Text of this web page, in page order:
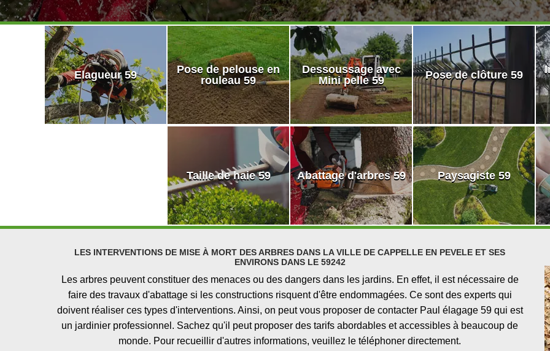
Elagueur 59
Pose de pelouse en
rouleau 59
Dessoussage avec
Mini pelle 59
Pose de clôture 59
Taille de haie 59 Abattage d'arbres 59 Paysagiste 59
LES INTERVENTIONS DE MISE À MORT DES ARBRES DANS LA VILLE DE CAPPELLE EN PEVELE ET SES
ENVIRONS DANS LE 59242
Les arbres peuvent constituer des menaces ou des dangers dans les jardins. En effet, il est nécessaire de
faire des travaux d'abattage si les constructions risquent d'être endommagées. Ce sont des experts qui
doivent réaliser ces types d'interventions. Ainsi, on peut vous proposer de contacter Paul élagage 59 qui est
un jardinier professionnel. Sachez qu'il peut proposer des tarifs abordables et accessibles à beaucoup de
monde. Pour recueillir d'autres informations, veuillez le téléphoner directement.